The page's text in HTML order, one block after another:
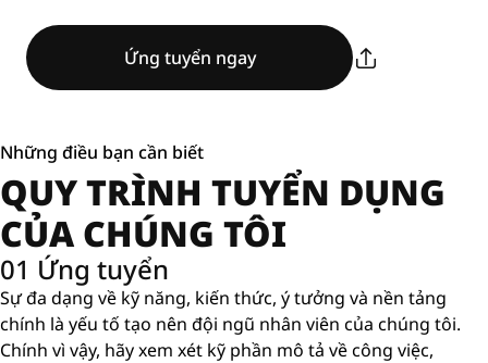
Ứng tuyển ngay
Những điều bạn cần biết
QUY TRÌNH TUYỂN DỤNG
CỦA CHÚNG TÔI
01 Ứng tuyển
Sự đa dạng về kỹ năng, kiến ​​thức, ý tưởng và nền tảng
chính là yếu tố tạo nên đội ngũ nhân viên của chúng tôi.
Chính vì vậy, hãy xem xét kỹ phần mô tả về công việc,